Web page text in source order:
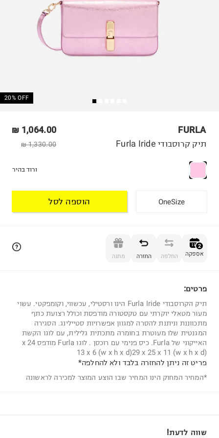
20% OFF
FURLA
1,064.00 ₪
1,330.00 ₪ תיק קרוסבודי Furla Iride
ורוד בהיר
OneSize הוספה לסל
2
אספקה החלפה החזרה מתנה
פרטים:
תיק הקרוסבודי Furla Iride הינו ורסטילי, עכשווי, וקומפקטי. עשוי
מעור מטאלי יוקרתי עם טקסטורה מודפסת וכולל רצועת כתף
מתכווננת וניתנת להסרה למגוון אפשרויות סטיילינג. הסגירה
המגנטית שלו מעוטרת בחומרה מתכתית גלילית, עם לוגו הקשת
האייקוני של Furla. כיס פנימי עם רוכסן . לוגו Furla מודפס 24 x
13 x 6 (w x h x d)29 x 25 x 11 (w x h x d)
פריט זה ניתן להחזרה בלבד ולא להחלפה*
*המחיר המחוק הינו המחיר שבו הוצע המוצר למכירה לראשונה
שווה לדעת!